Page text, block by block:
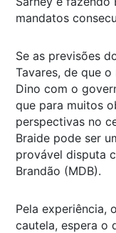
mandatos
Se as previsões
Tavares, de que
Dino com o
que para muitos
perspectivas no
Braide pode ser
provável disputa
Brandão (MDB).
Pela experiência,
cautela, espera o